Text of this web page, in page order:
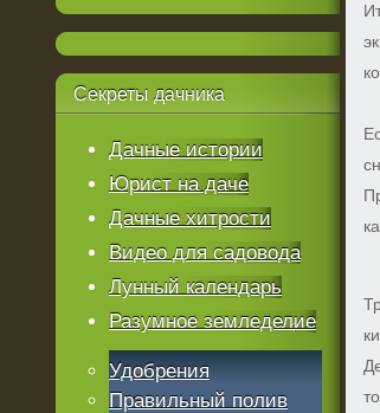
Секреты дачника
Дачные истории
Юрист на даче
Дачные хитрости
Видео для садовода
Лунный календарь
Разумное земледелие
Удобрения
Правильный полив